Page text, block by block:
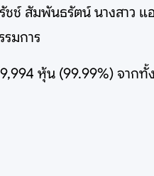
ช์ สัมพันธรัตน์ นางสาว แอ
มการ
หุ้น (99.99%) จาก